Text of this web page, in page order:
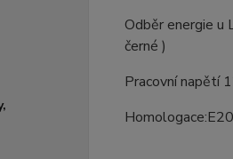
Odběr energie u
černé )
Pracovní napětí